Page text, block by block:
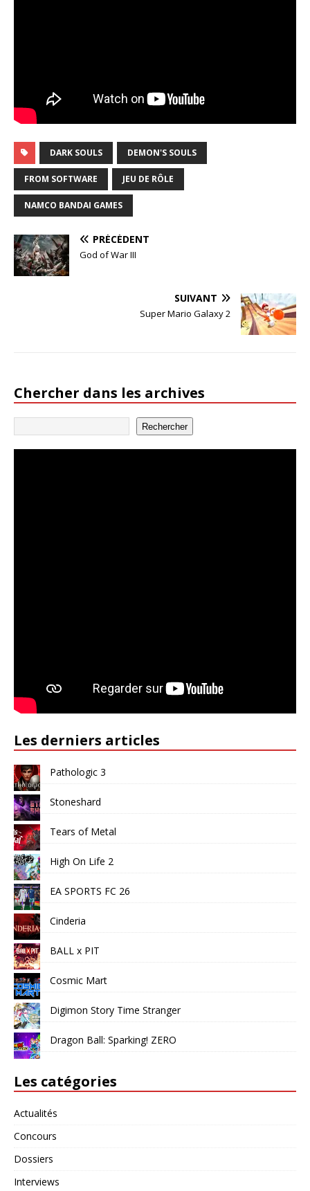
DARK SOULS DEMON'S SOULS
FROM SOFTWARE JEU DE RÔLE
NAMCO BANDAI GAMES
PRÉCÉDENT
God of War III
SUIVANT
Super Mario Galaxy 2
Chercher dans les archives
Rechercher
Les derniers articles
Pathologic 3
Stoneshard
Tears of Metal
High On Life 2
EA SPORTS FC 26
Cinderia
BALL x PIT
Cosmic Mart
Digimon Story Time Stranger
Dragon Ball: Sparking! ZERO
Les catégories
Actualités
Concours
Dossiers
Interviews